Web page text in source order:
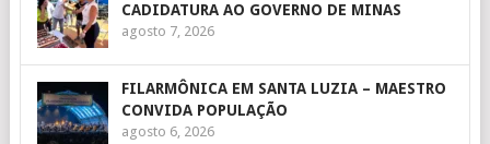
CADIDATURA AO GOVERNO DE MINAS
agosto 7, 2026
FILARMÔNICA EM SANTA LUZIA – MAESTRO
CONVIDA POPULAÇÃO
agosto 6, 2026